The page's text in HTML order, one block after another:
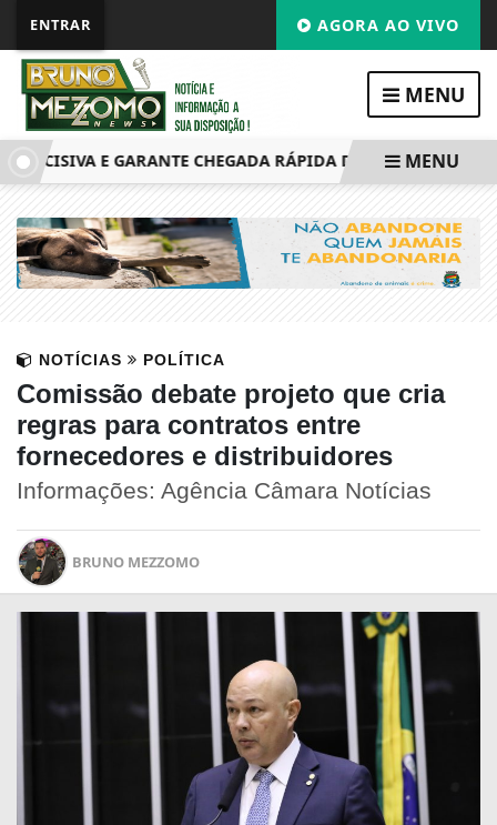
ENTRAR AGORA AO VIVO
MENU
DECISIVA E GARANTE CHEGADA RÁPIDA DE BEBÊ À UTI DO
MENU
NOTÍCIAS POLÍTICA
Comissão debate projeto que cria
regras para contratos entre
fornecedores e distribuidores
Informações: Agência Câmara Notícias
BRUNO MEZZOMO